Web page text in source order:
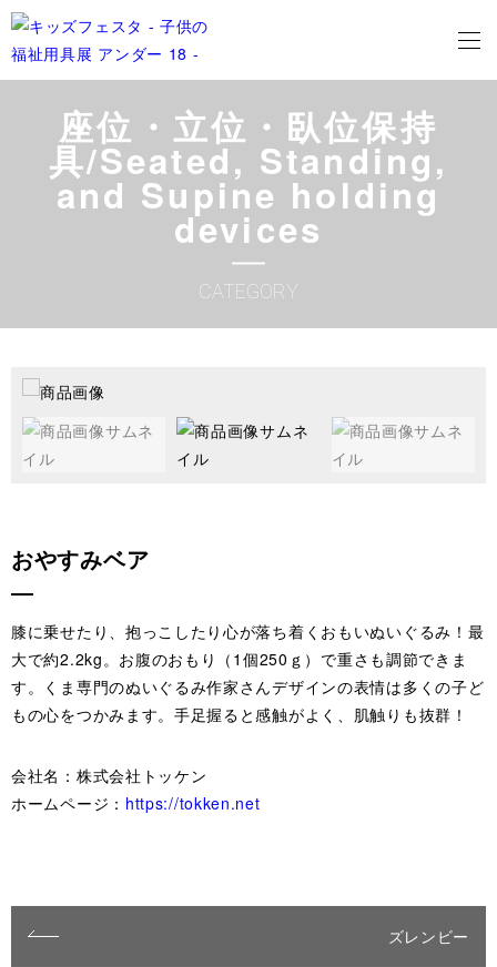
座位・立位・臥位保持
具/Seated, Standing,
and Supine holding
devices
CATEGORY
おやすみベア
膝に乗せたり、抱っこしたり心が落ち着くおもいぬいぐるみ！最
大で約2.2kg。お腹のおもり（1個250ｇ）で重さも調節できま
す。くま専門のぬいぐるみ作家さんデザインの表情は多くの子ど
もの心をつかみます。手足握ると感触がよく、肌触りも抜群！
会社名：株式会社トッケン
ホームページ： https://tokken.net
ズレンビー